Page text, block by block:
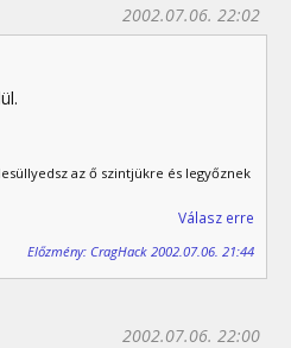
2002.07.06. 22:02
az ő szintjükre és legyőznek
Válasz erre
Előzmény: CragHack 2002.07.06. 21:44
2002.07.06. 22:00